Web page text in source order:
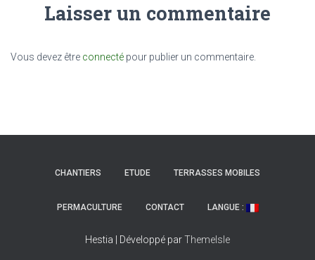
Laisser un commentaire
Vous devez être connecté pour publier un commentaire.
CHANTIERS ETUDE TERRASSES MOBILES
PERMACULTURE CONTACT LANGUE :
Hestia | Développé parThemeIsle